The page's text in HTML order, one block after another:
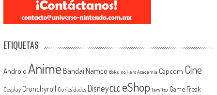
ETIQUETAS
Android Anime Bandai Namco Boku no Hero Academia Capcom Cine
Cosplay Crunchyroll Curiosidades Disney DLC eShop Famitsu Game Freak